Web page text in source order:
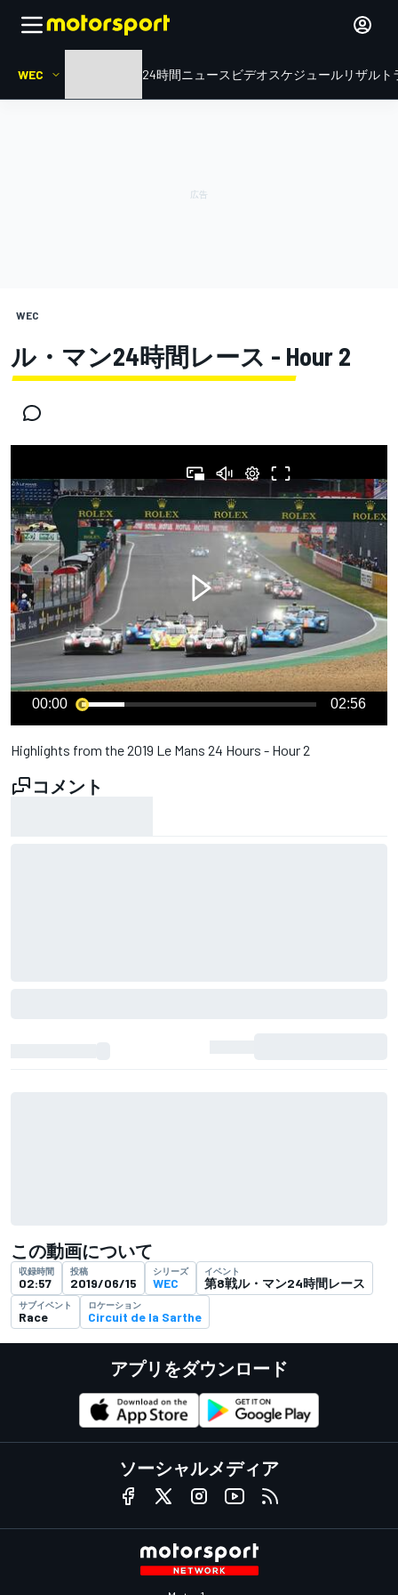
WEC ル・マン24時間ニュース ビデオスケジュールリザルト
WEC
ル・マン24時間レース - Hour 2
00:00 02:56
Highlights from the 2019 Le Mans 24 Hours - Hour 2
コメント
この動画について
収録時間
02:57
投稿
2019/06/15
シリーズ
WEC
イベント
第8戦ル・マン24時間レース
サブイベント
Race
ロケーション
Circuit de la Sarthe
アプリをダウンロード
ソーシャルメディア